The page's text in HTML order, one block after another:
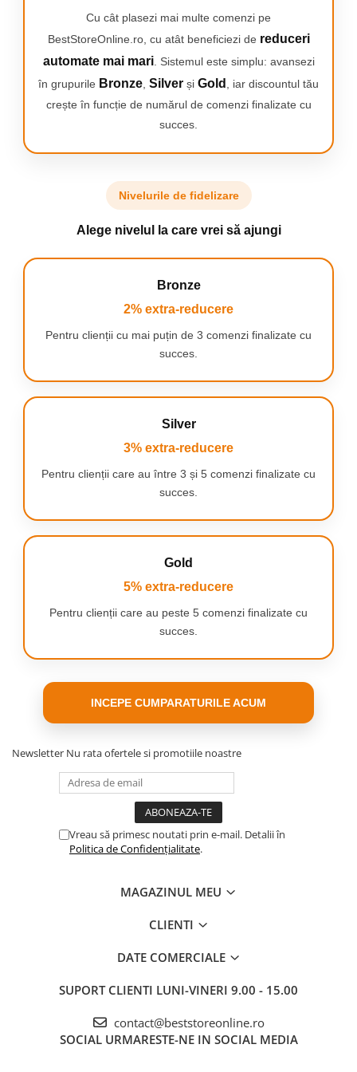
DE CE SĂ ALEGI DULAPUL NOSTRU?
întreaga colecție de încălțăminte și haine ordonată, chiar și
⭐
sau mutări frecvente. Îl montezi și demontezi rapid, fără efort.
clatină și suportă utilizarea zilnică fără probleme.
Montaj rapid, fără unelte– Îl asamblezi singur în câteva
Design modern & versatil– Se potrivește perfect în dormitor,
⭐Protecție eficientă pentru haine– Husă cu fermoar care
apără conținutul de praf, lumină și murdărie.
– Permite circulația aerului, prevenind
mirosurile neplăcute și menținând hainele proaspete.
vacanță sau în timpul renovărilor.
– Fixare sigură, durabilă, fără riscul de
deformare sau crăpare în timp.
⭐Investiție pe termen lung– Calitate superioară pentru
utilizare îndelungată, zi de zi.
Cu cât plasezi mai multe comenzi pe
BestStoreOnline.ro, cu atât beneficiezi de reduceri
automate mai mari. Sistemul este simplu: avansezi
în grupurile Bronze Silver și Gold
, iar discountul tău
crește în funcție de numărul de comenzi finalizate cu
succes.
Nivelurile de fidelizare
Alege nivelul la care vrei să ajungi
Bronze
2% extra-reducere
Pentru clienții cu mai puțin de 3 comenzi finalizate cu
succes.
Silver
3% extra-reducere
Pentru clienții care au între 3 și 5 comenzi finalizate cu
succes.
Gold
5% extra-reducere
Pentru clienții care au peste 5 comenzi finalizate cu
succes.
INCEPE CUMPARATURILE ACUM
Newsletter Nu rata ofertele si promotiile noastre
Vreau să primesc noutati prin e-mail. Detalii în
Politica de Confidențialitate.
MAGAZINUL MEU
CLIENTI
DATE COMERCIALE
SUPORT CLIENTI LUNI-VINERI 9.00 - 15.00
contact@beststoreonline.ro
SOCIAL URMARESTE-NE IN SOCIAL MEDIA